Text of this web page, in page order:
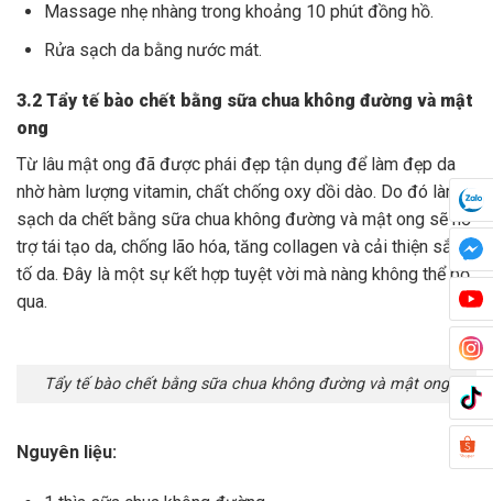
Massage nhẹ nhàng trong khoảng 10 phút đồng hồ.
Rửa sạch da bằng nước mát.
3.2 Tẩy tế bào chết bằng sữa chua không đường và mật
ong
Từ lâu mật ong đã được phái đẹp tận dụng để làm đẹp da
nhờ hàm lượng vitamin, chất chống oxy dồi dào. Do đó làm
sạch da chết bằng sữa chua không đường và mật ong sẽ hỗ
trợ tái tạo da, chống lão hóa, tăng collagen và cải thiện sắc
tố da. Đây là một sự kết hợp tuyệt vời mà nàng không thể bỏ
qua.
Tẩy tế bào chết bằng sữa chua không đường và mật ong
Nguyên liệu: